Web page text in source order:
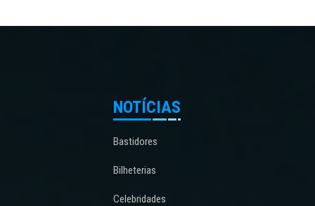
NOTÍCIAS
Bastidores
Bilheterias
Celebridades